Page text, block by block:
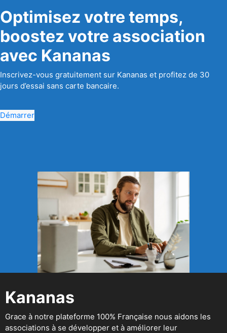
Optimisez votre temps,
boostez votre association
avec Kananas
Inscrivez-vous gratuitement sur Kananas et profitez de 30
jours d’essai sans carte bancaire.
Démarrer
Kananas
Grace à notre plateforme 100% Française nous aidons les
associations à se développer et à améliorer leur